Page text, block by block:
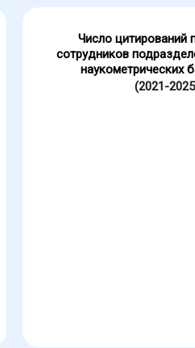
Число цитирований
сотрудников
наукометрических
(2021-